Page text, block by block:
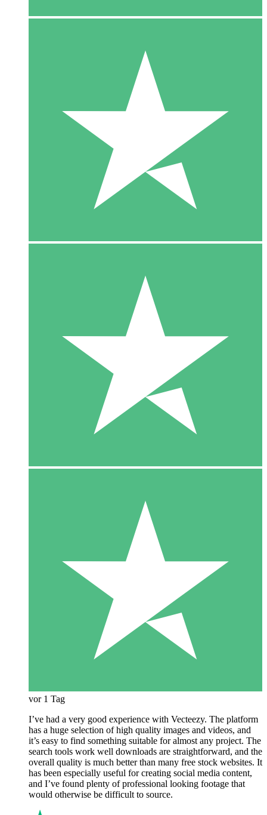
vor 1 Tag
I’ve had a very good experience with Vecteezy. The platform
has a huge selection of high quality images and videos, and
it’s easy to find something suitable for almost any project. The
search tools work well downloads are straightforward, and the
overall quality is much better than many free stock websites. It
has been especially useful for creating social media content,
and I’ve found plenty of professional looking footage that
would otherwise be difficult to source.